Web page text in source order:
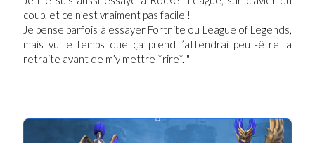
coup, et ce n’est vraiment pas facile !
Je pense parfois à essayer Fortnite ou League of Legends,
mais vu le temps que ça prend j’attendrai peut-être la
retraite avant de m’y mettre *rire*. "